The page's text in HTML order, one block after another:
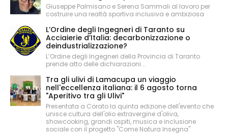
Giuseppe Palmisano e Serena Sammali al lavoro per
costruire una realtà sportiva inclusiva e ambiziosa
L’Ordine degli Ingegneri di Taranto su
Acciaierie d’Italia: decarbonizzazione o
deindustrializzazione?
L’Ordine degli Ingegneri della Provincia di Taranto
prende atto delle dichiarazioni...
Tra gli ulivi di Lamacupa un viaggio
nell'eccellenza italiana: il 6 agosto torna
"Aperitivo tra gli Ulivi"
Presentata a Corato la quinta edizione dell'evento che
unisce cultura dell'olio extravergine d'oliva,
showcooking, grandi ospiti, musica e inclusione
sociale con il progetto "Come Natura Insegna"